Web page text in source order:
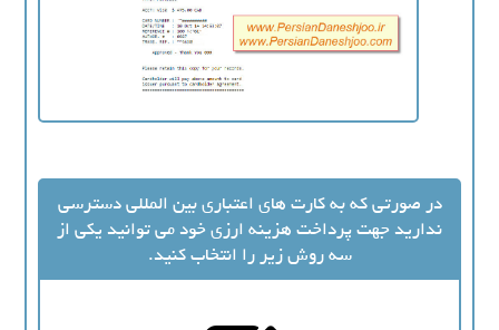
در صورتی که به کارت های اعتباری بین المللی دسترسی
ندارید جهت پرداخت هزینه ارزی خود می توانید یکی از
سه روش زیر را انتخاب کنید.